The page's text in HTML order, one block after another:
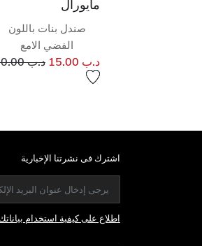
سعر مخفض من
مايورال
صندل بنات باللون
الفضي الامع
د.ب 15.00 سعر
د.ب 30.00
اشترك فى نشرتنا الإخبارية
اطلاع على كيفية استخدام بياناتك